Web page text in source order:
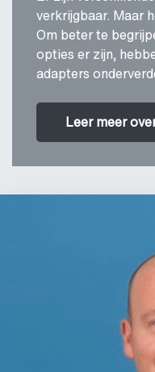
verkrijgbaar. Maar
Om beter te
opties er zijn,
adapters
Leer meer